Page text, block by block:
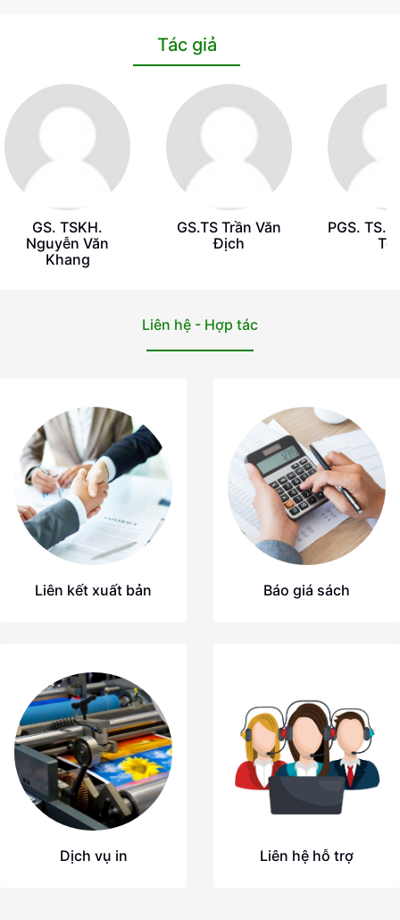
Tác giả
GS. TSKH.
Nguyễn Văn
Khang
GS.TS Trần Văn
Địch
PGS. TS.
Liên hệ - Hợp tác
Liên kết xuất bản Báo giá sách
Dịch vụ in Liên hệ hỗ trợ